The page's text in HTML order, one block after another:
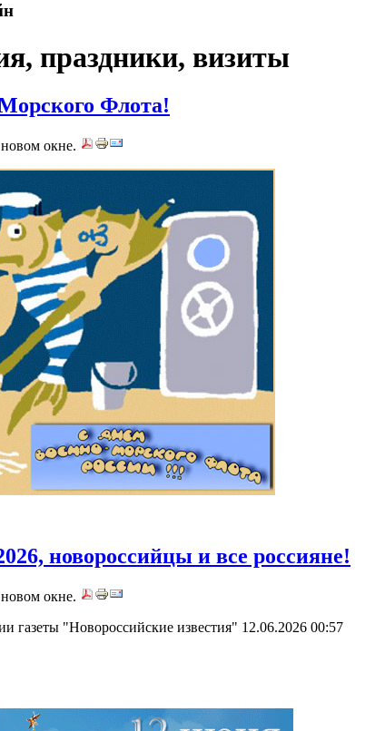
праздники, визиты
Флота!
новороссийцы и все россияне!
газеты "Новороссийские известия" 12.06.2026 00:57